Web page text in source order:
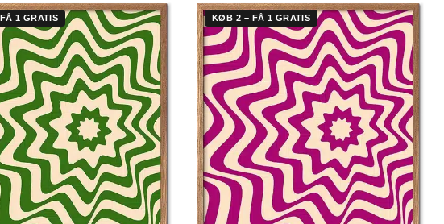
1 GRATIS KØB 2 – FÅ 1 GRATIS